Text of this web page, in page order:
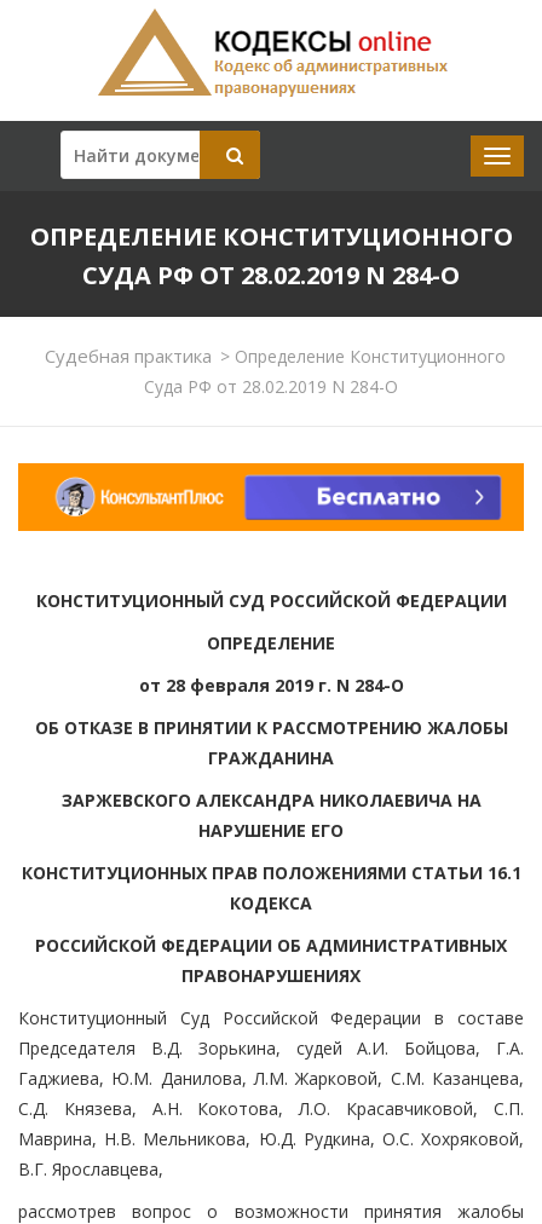
ОПРЕДЕЛЕНИЕ КОНСТИТУЦИОННОГО
СУДА РФ ОТ 28.02.2019 N 284-О
Судебная практика > Определение Конституционного
Суда РФ от 28.02.2019 N 284-О
КОНСТИТУЦИОННЫЙ СУД РОССИЙСКОЙ ФЕДЕРАЦИИ
ОПРЕДЕЛЕНИЕ
от 28 февраля 2019 г. N 284-О
ОБ ОТКАЗЕ В ПРИНЯТИИ К РАССМОТРЕНИЮ ЖАЛОБЫ
ГРАЖДАНИНА
ЗАРЖЕВСКОГО АЛЕКСАНДРА НИКОЛАЕВИЧА НА
НАРУШЕНИЕ ЕГО
КОНСТИТУЦИОННЫХ ПРАВ ПОЛОЖЕНИЯМИ СТАТЬИ 16.1
КОДЕКСА
РОССИЙСКОЙ ФЕДЕРАЦИИ ОБ АДМИНИСТРАТИВНЫХ
ПРАВОНАРУШЕНИЯХ
Конституционный Суд Российской Федерации в составе
Председателя В.Д. Зорькина, судей А.И. Бойцова, Г.А.
Гаджиева, Ю.М. Данилова, Л.М. Жарковой, С.М. Казанцева,
С.Д. Князева, А.Н. Кокотова, Л.О. Красавчиковой, С.П.
Маврина, Н.В. Мельникова, Ю.Д. Рудкина, О.С. Хохряковой,
В.Г. Ярославцева,
рассмотрев вопрос о возможности принятия жалобы